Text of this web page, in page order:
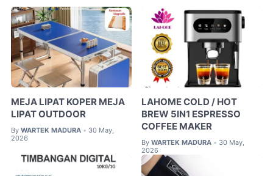
MEJA LIPAT KOPER MEJA
LIPAT OUTDOOR
By WARTEK MADURA • 30 May,
2026
LAHOME COLD / HOT
BREW 5IN1 ESPRESSO
COFFEE MAKER
By WARTEK MADURA • 30 May,
2026